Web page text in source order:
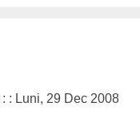
: : Luni, 29 Dec 2008